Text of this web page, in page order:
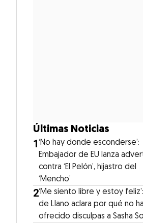
Últimas Noticias
1‘No hay donde esconderse’:
Embajador de EU lanza
contra ‘El Pelón’, hijastro del
‘Mencho’
2‘Me siento libre y estoy
de Llano aclara por qué no ha
ofrecido disculpas a Sasha